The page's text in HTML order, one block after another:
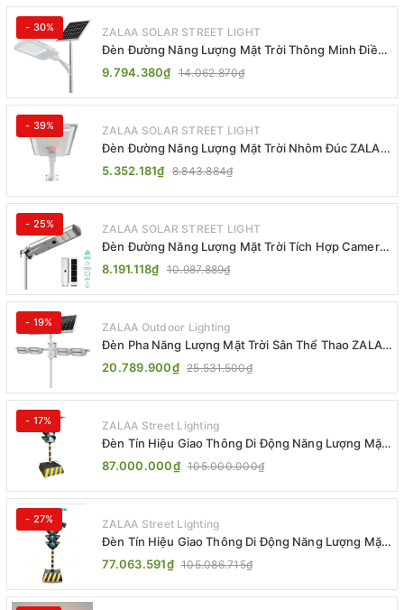
- 30% ZALAA SOLAR STREET LIGHT
Đèn Đường Năng Lượng Mặt Trời Thông Minh Điều
Khiển MPPT ZL-GMX01 ZALAA
9.794.380₫ 14.062.870₫
- 39% ZALAA SOLAR STREET LIGHT
Đèn Đường Năng Lượng Mặt Trời Nhôm Đúc ZALAA
ZL-BWH Cao Cấp IP65
5.352.181₫ 8.843.884₫
- 25% ZALAA SOLAR STREET LIGHT
Đèn Đường Năng Lượng Mặt Trời Tích Hợp Camera
ZALAA ZL-BJ04-CCTV (80W, IP65)
8.191.118₫ 10.987.889₫
- 19% ZALAA Outdoor Lighting
Đèn Pha Năng Lượng Mặt Trời Sân Thể Thao ZALAA
Jsc Chống Nước IP65 Cao Cấp
20.789.900₫ 25.531.500₫
- 17% ZALAA Street Lighting
Đèn Tín Hiệu Giao Thông Di Động Năng Lượng Mặt
Trời ZALAA ZL-300A-D
87.000.000₫ 105.000.000₫
- 27% ZALAA Street Lighting
Đèn Tín Hiệu Giao Thông Di Động Năng Lượng Mặt
Trời ZALAA ZL-409300C
77.063.591₫ 105.086.715₫